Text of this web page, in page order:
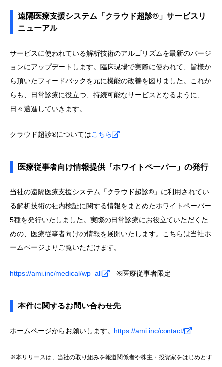
遠隔医療支援システム「クラウド超診®」サービスリ
ニューアル
サービスに使われている解析技術のアルゴリズムを最新のバージ
ョンにアップデートします。臨床現場で実際に使われて、皆様か
ら頂いたフィードバックを元に機能の改善を図りました。これか
らも、日常診療に役立つ、持続可能なサービスとなるように、
日々邁進していきます。
クラウド超診®についてはこちら
医療従事者向け情報提供「ホワイトペーパー」の発行
当社の遠隔医療支援システム「クラウド超診®」に利用されてい
る解析技術の社内検証に関する情報をまとめたホワイトペーパー
5種を発行いたしました。実際の日常診療にお役立ていただくた
めの、医療従事者向けの情報を展開いたします。こちらは当社ホ
ームページよりご覧いただけます。
https://ami.inc/medical/wp_all ※医療従事者限定
本件に関するお問い合わせ先
ホームページからお願いします。 https://ami.inc/contact/
※本リリースは、当社の取り組みを報道関係者や株主・投資家をはじめとす